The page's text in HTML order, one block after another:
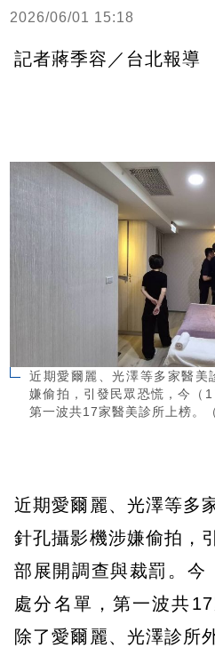
2026/06/01 15:18
記者蔣季容／台北報導
近期愛爾麗、光澤等多家醫美
嫌偷拍，引發民眾恐慌，今（
第一波共17家醫美診所上榜。
近期愛爾麗、光澤等多
針孔攝影機涉嫌偷拍，
部展開調查與裁罰。今
處分名單，第一波共
除了愛爾麗、光澤診所